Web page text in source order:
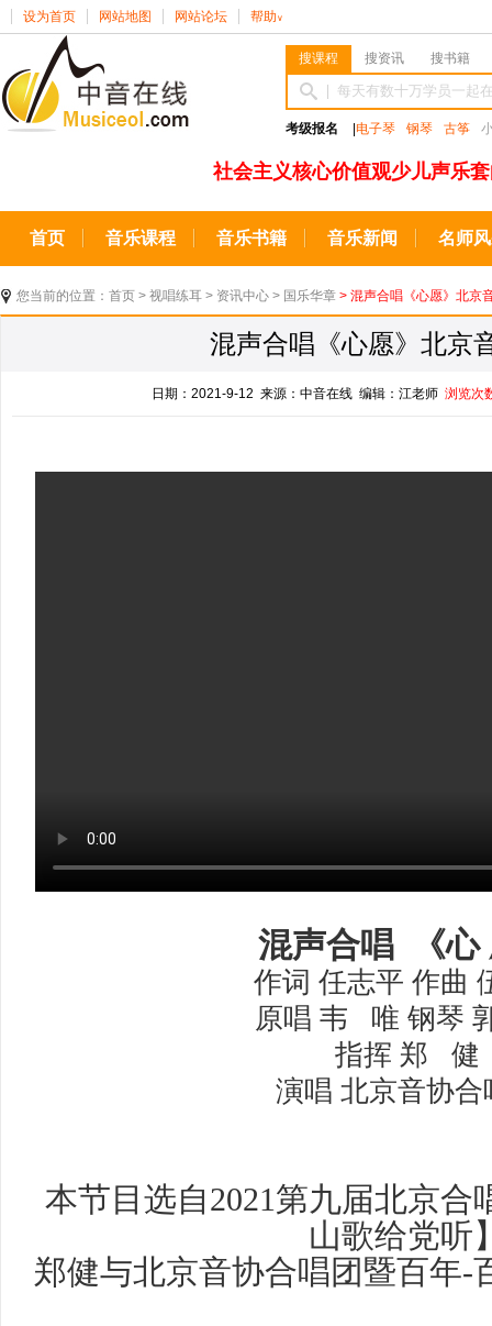
设为首页 网站地图 网站论坛 帮助 ∨
搜课程 搜资讯 搜书籍
考级报名 电子琴 钢琴 古筝
社会主义核心价值观少儿声乐
首页 音乐课程 音乐书籍 音乐新闻 名师
您当前的位置： 首页 > 视唱练耳 > 资讯中心 > 国乐华章 > 混声合唱《心愿》北京
混声合唱《心愿》北京
日期：2021-9-12 来源：中音在线 编辑：江老师浏览次
混声合唱 《心
作词 任志平 作曲
原唱 韦 唯 钢琴
指挥 郑 健
演唱 北京音协合
本节目选自2021第九届北京合
山歌给党听
郑健与北京音协合唱团暨百年-